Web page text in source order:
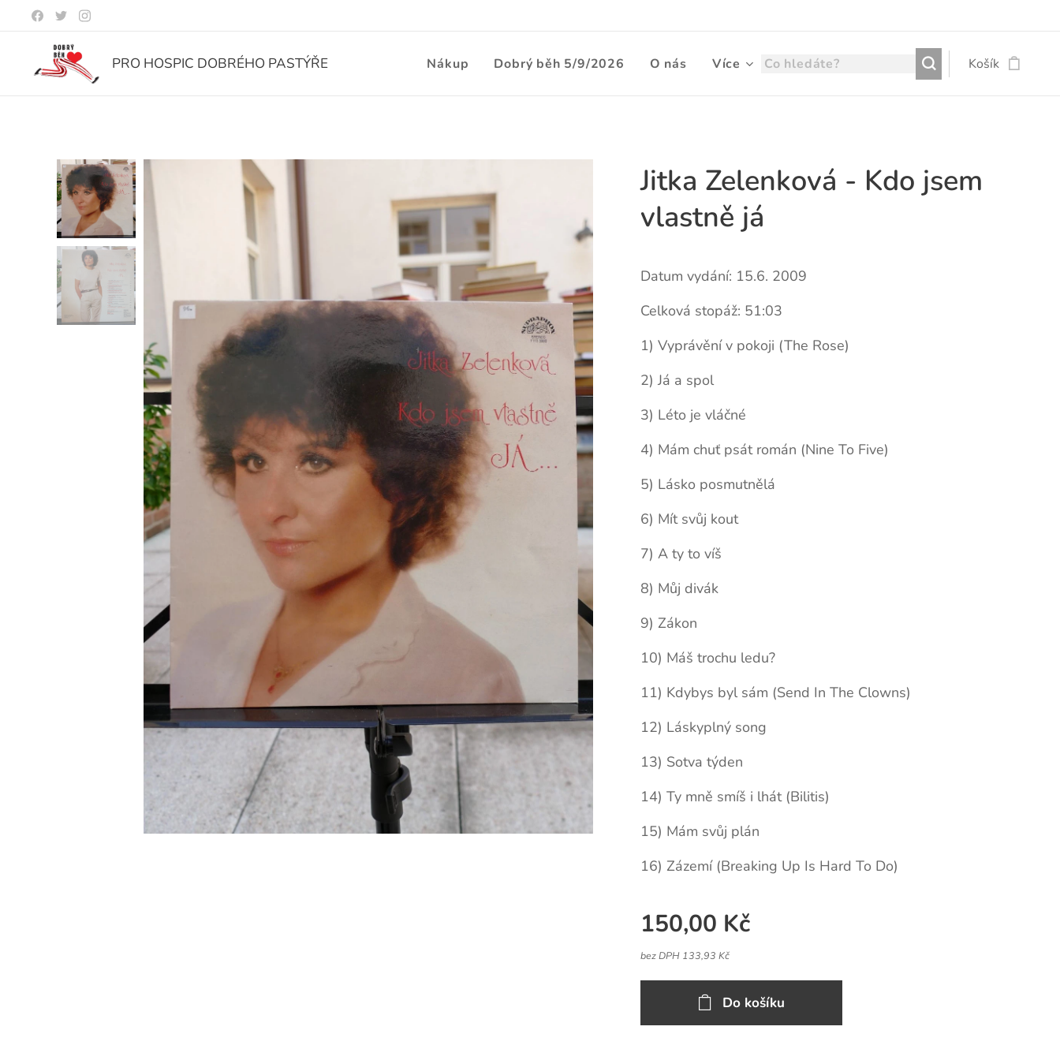
PRO HOSPIC DOBRÉHO PASTÝŘE Nákup Dobrý běh 5/9/2026 O nás Více Košík
Jitka Zelenková - Kdo jsem
vlastně já
Datum vydání: 15.6. 2009
Celková stopáž: 51:03
1) Vyprávění v pokoji (The Rose)
2) Já a spol
3) Léto je vláčné
4) Mám chuť psát román (Nine To Five)
5) Lásko posmutnělá
6) Mít svůj kout
7) A ty to víš
8) Můj divák
9) Zákon
10) Máš trochu ledu?
11) Kdybys byl sám (Send In The Clowns)
12) Láskyplný song
13) Sotva týden
14) Ty mně smíš i lhát (Bilitis)
15) Mám svůj plán
16) Zázemí (Breaking Up Is Hard To Do)
150,00 Kč
bez DPH 133,93 Kč
Do košíku